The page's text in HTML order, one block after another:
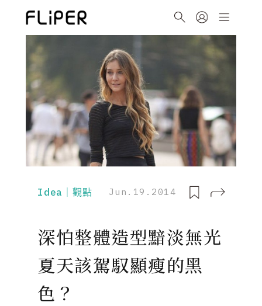
Idea｜觀點 Jun.19.2014
深怕整體造型黯淡無光
夏天該駕馭顯瘦的黑
色？